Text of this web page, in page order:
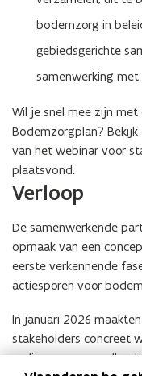
bodemzorg in
gebiedsgerichte
samenwerking met
Wil je snel mee zijn
Bodemzorgplan? Bekijk
van het webinar voor
plaatsvond.
Verloop
De samenwerkende
opmaak van een
eerste verkennende
actiesporen voor
In januari 2026
stakeholders concreet
realiseren, voor welke